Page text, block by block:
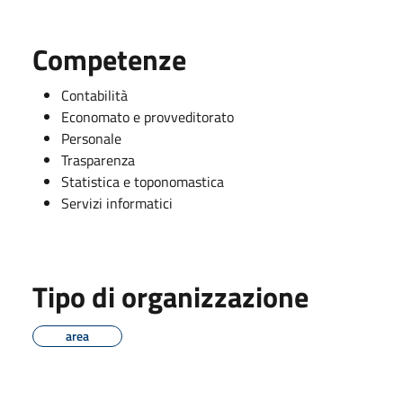
Competenze
Contabilità
Economato e provveditorato
Personale
Trasparenza
Statistica e toponomastica
Servizi informatici
Tipo di organizzazione
area